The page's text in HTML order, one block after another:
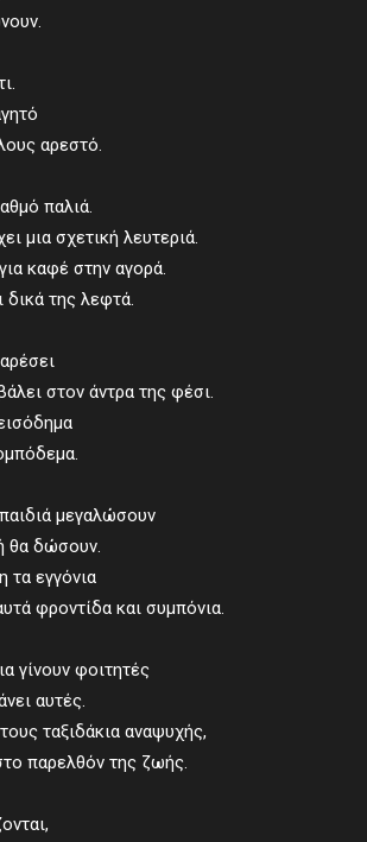
αρεστό.
παλιά.
μια σχετική λευτεριά.
καφέ στην αγορά.
δικά της λεφτά.
στον άντρα της φέσι.
μεγαλώσουν
θα δώσουν.
τα εγγόνια
φροντίδα και συμπόνια.
γίνουν φοιτητές
αυτές.
ταξιδάκια αναψυχής,
παρελθόν της ζωής.